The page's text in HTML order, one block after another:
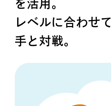
を活用。
レベルに合わせ
手と対戦。